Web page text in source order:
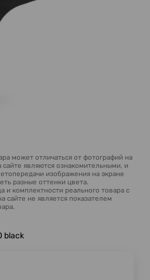
может отличаться от фотографий на
являются ознакомительными, и
изображения на экране
разные оттенки цвета.
и комплектности реального товара с
сайте не является показателем
black